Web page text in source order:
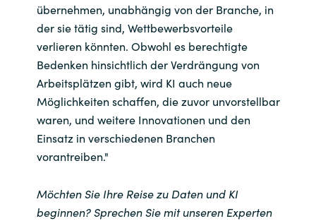
übernehmen, unabhängig von der Branche, in
der sie tätig sind, Wettbewerbsvorteile
verlieren könnten. Obwohl es berechtigte
Bedenken hinsichtlich der Verdrängung von
Arbeitsplätzen gibt, wird KI auch neue
Möglichkeiten schaffen, die zuvor unvorstellbar
waren, und weitere Innovationen und den
Einsatz in verschiedenen Branchen
vorantreiben."
Möchten Sie Ihre Reise zu Daten und KI
beginnen? Sprechen Sie mit unseren Experten